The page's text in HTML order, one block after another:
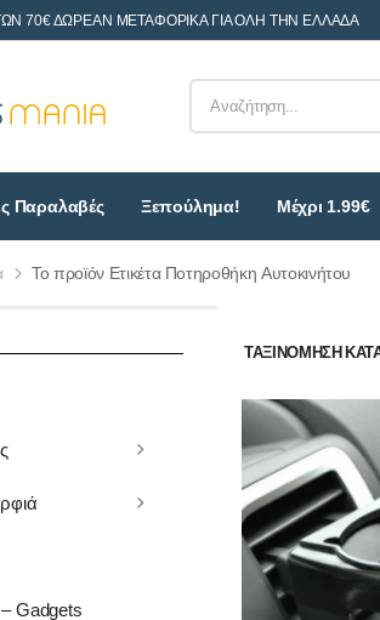
70€ ΔΩΡΕΑΝ ΜΕΤΑΦΟΡΙΚΑ ΓΙΑ ΟΛΗ ΤΗΝ ΕΛΛΑΔΑ
Παραλαβές Ξεπούλημα! Μέχρι 1.99€
Το προϊόν Ετικέτα Ποτηροθήκη Αυτοκινήτου
Gadgets
ΤΑΞΙΝΌΜΗΣΗ